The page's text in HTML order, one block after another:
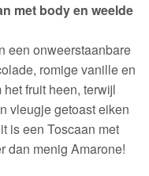
met body en weelde
een onweerstaanbare
romige vanille en
fruit heen, terwijl
vleugje getoast eiken
is een Toscaan met
dan menig Amarone!